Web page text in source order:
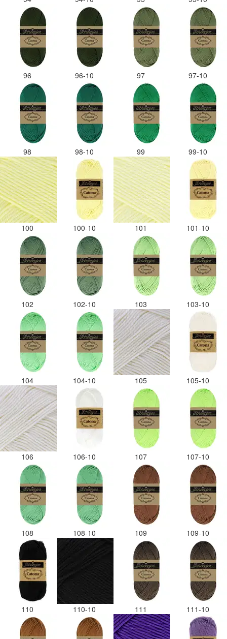
96 96-10 97 97-10
98 98-10 99 99-10
100 100-10 101 101-10
102 102-10 103 103-10
104 104-10 105 105-10
106 106-10 107 107-10
108 108-10 109 109-10
110 110-10 111 111-10